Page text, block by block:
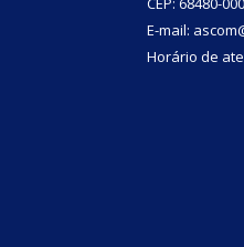
E-mail:
Horário de